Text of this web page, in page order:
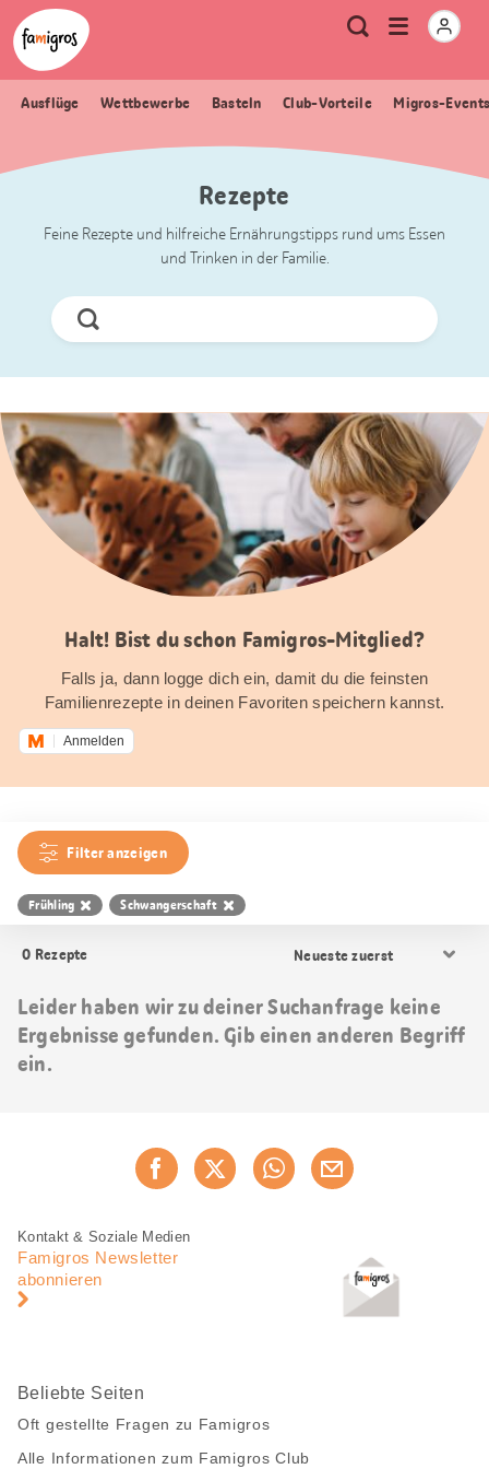
Sprungmarken
Navigation
Header
Logo
Meta
Navigation
Suche
Menu
öffnen
Ausflüge Wettbewerbe Basteln Club-Vorteile Migros-
Rezepte
Feine Rezepte und hilfreiche Ernährungstipps rund ums Essen
und Trinken in der Familie.
Jetzt
Suchen
Halt! Bist du schon Famigros-Mitglied?
Falls ja, dann logge dich ein, damit du die feinsten
Familienrezepte in deinen Favoriten speichern kannst.
Anmelden
Filter anzeigen
Frühling Schwangerschaft
0 Rezepte
Sortierung
Leider haben wir zu deiner Suchanfrage keine
Ergebnisse gefunden. Gib einen anderen Begriff
ein.
Jetzt weiterempfehlen
Fusszeile
Fusszeile
Navigation
Kontakt & Soziale Medien
Famigros Newsletter
abonnieren
Beliebte Seiten
Oft gestellte Fragen zu Famigros
Alle Informationen zum Famigros Club